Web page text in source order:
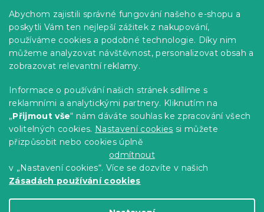
Abychom zajistili správné fungování našeho e-shopu a
poskytli Vám ten nejlepší zážitek z nakupování,
používáme cookies a podobné technologie. Díky nim
můžeme analyzovat návštěvnost, personalizovat obsah a
zobrazovat relevantní reklamy.
Informace o používání našich stránek sdílíme s
reklamními a analytickými partnery. Kliknutím na
„Přijmout vše“ nám dáváte souhlas ke zpracování všech
volitelných cookies. Nastavení cookies si můžete
přizpůsobit nebo cookies úplně
odmítnout
v „Nastavení cookies“. Více se dozvíte v našich
Zásadách používání cookies
Kariéra
Poptávky a B2B spolupráce
Proč se u nás registrovat?
Věrnostní program - Sleva až 10 %
Návody
Tabulky velikostí
Blog